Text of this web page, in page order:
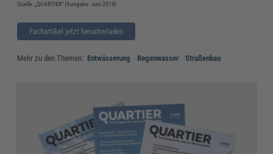
Quelle: „QUARTIER“ (Ausgabe: Juni 2019)
Fachartikel jetzt herunterladen
Mehr zu den Themen: Entwässerung Regenwasser Straßenbau